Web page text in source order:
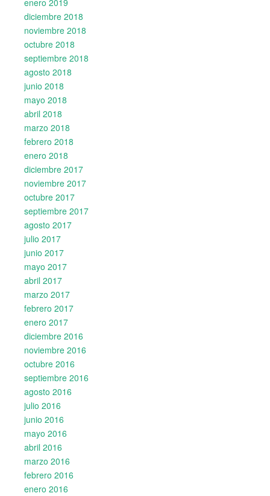
enero 2019
diciembre 2018
noviembre 2018
octubre 2018
septiembre 2018
agosto 2018
junio 2018
mayo 2018
abril 2018
marzo 2018
febrero 2018
enero 2018
diciembre 2017
noviembre 2017
octubre 2017
septiembre 2017
agosto 2017
julio 2017
junio 2017
mayo 2017
abril 2017
marzo 2017
febrero 2017
enero 2017
diciembre 2016
noviembre 2016
octubre 2016
septiembre 2016
agosto 2016
julio 2016
junio 2016
mayo 2016
abril 2016
marzo 2016
febrero 2016
enero 2016